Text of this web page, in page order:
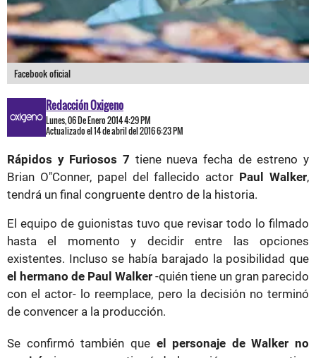
Facebook oficial
Redacción Oxigeno
Lunes, 06 De Enero 2014 4:29 PM
Actualizado el 14 de abril del 2016 6:23 PM
Rápidos y Furiosos 7 tiene nueva fecha de estreno y
Brian O"Conner, papel del fallecido actor Paul Walker,
tendrá un final congruente dentro de la historia.
El equipo de guionistas tuvo que revisar todo lo filmado
hasta el momento y decidir entre las opciones
existentes. Incluso se había barajado la posibilidad que
el hermano de Paul Walker -quién tiene un gran parecido
con el actor- lo reemplace, pero la decisión no terminó
de convencer a la producción.
Se confirmó también que el personaje de Walker no